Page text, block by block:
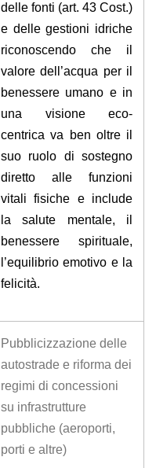
delle fonti (art. 43 Cost.)
e delle gestioni idriche
riconoscendo che il
valore dell’acqua per il
benessere umano e in
una visione eco-
centrica va ben oltre il
suo ruolo di sostegno
diretto alle funzioni
vitali fisiche e include
la salute mentale, il
benessere spirituale,
l’equilibrio emotivo e la
felicità.
Pubblicizzazione delle
autostrade e riforma dei
regimi di concessioni
su infrastrutture
pubbliche (aeroporti,
porti e altre)